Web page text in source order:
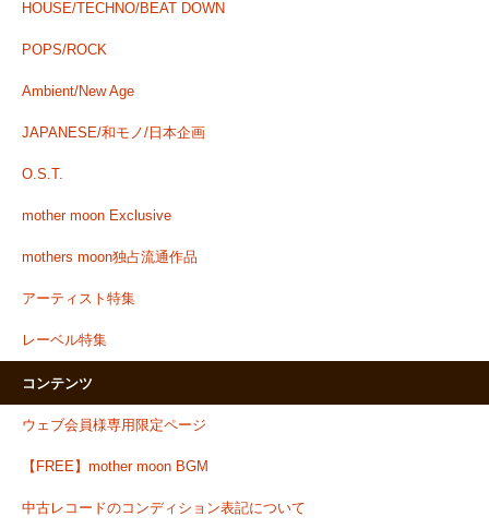
HOUSE/TECHNO/BEAT DOWN
POPS/ROCK
Ambient/New Age
JAPANESE/和モノ/日本企画
O.S.T.
mother moon Exclusive
mothers moon独占流通作品
アーティスト特集
レーベル特集
コンテンツ
ウェブ会員様専用限定ページ
【FREE】mother moon BGM
中古レコードのコンディション表記について